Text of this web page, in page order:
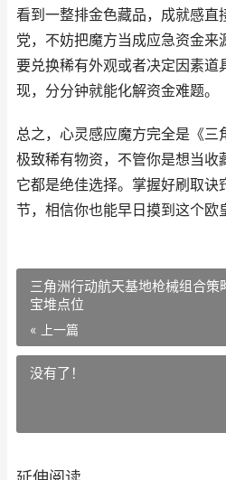
看到一整排金色藏品，成就感直
党，不妨把魔方当成应急资金来
要兑换稀有外观或者决定因素道
现，分分钟就能化解资金难题。
总之，心灵感应魔方完全是《三
极致稀有物资，不管你是想当收
它都是绝佳选择。掌握好刷取诀
节，相信你也能早日摸到这个欧
三角洲行动航天基地枪械组合
宝堆点位
« 上一篇
没有了！